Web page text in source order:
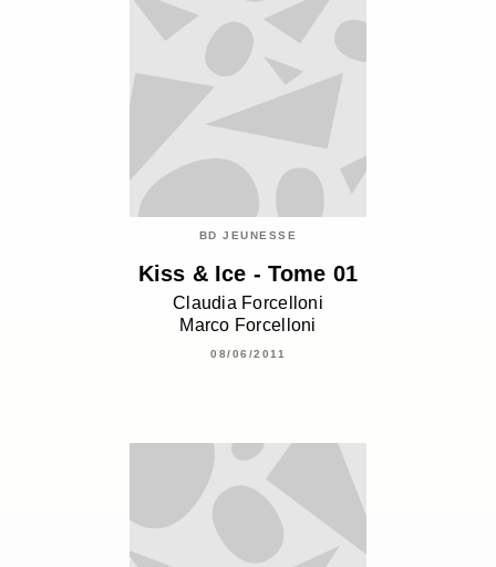
BD JEUNESSE
Kiss & Ice - Tome 01
Claudia Forcelloni
Marco Forcelloni
08/06/2011